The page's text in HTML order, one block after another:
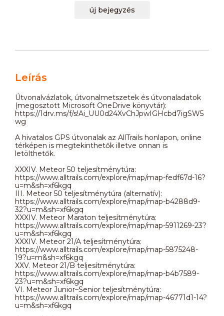
új bejegyzés
Leírás
Útvonalvázlatok, útvonalmetszetek és útvonaladatok
(megosztott Microsoft OneDrive könyvtár):
https://1drv.ms/f/s!Ai_UU0d24XvChJpwIGHcbd7igSW5
wg
A hivatalos GPS útvonalak az AllTrails honlapon, online
térképen is megtekinthetők illetve onnan is
letölthetők.
XXXIV. Meteor 50 teljesítménytúra:
https://www.alltrails.com/explore/map/map-fedf67d-16?
u=m&sh=xf6kgq
III. Meteor 50 teljesítménytúra (alternatív):
https://www.alltrails.com/explore/map/map-b4288d9-
32?u=m&sh=xf6kgq
XXXIV. Meteor Maraton teljesítménytúra:
https://www.alltrails.com/explore/map/map-5911269-23?
u=m&sh=xf6kgq
XXXIV. Meteor 21/A teljesítménytúra:
https://www.alltrails.com/explore/map/map-5875248-
19?u=m&sh=xf6kgq
XXV. Meteor 21/B teljesítménytúra:
https://www.alltrails.com/explore/map/map-b4b7589-
23?u=m&sh=xf6kgq
VI. Meteor Junior–Senior teljesítménytúra:
https://www.alltrails.com/explore/map/map-46771d1-14?
u=m&sh=xf6kgq